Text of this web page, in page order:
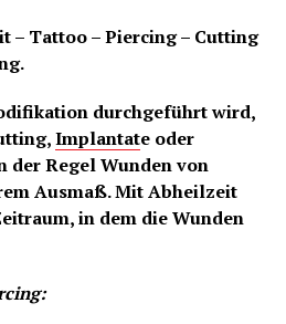
– Tattoo – Piercing – Cutting
durchgeführt wird,
Implantate oder
der Regel Wunden von
Ausmaß. Mit Abheilzeit
in dem die Wunden